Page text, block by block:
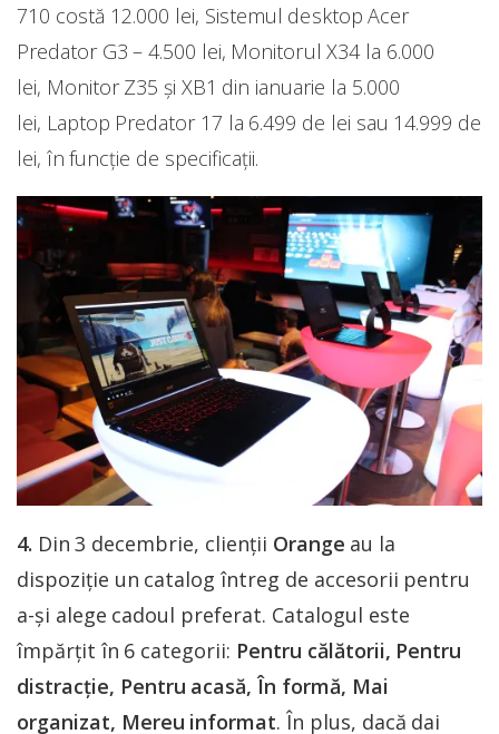
710 costă 12.000 lei, Sistemul desktop Acer
Predator G3 – 4.500 lei, Monitorul X34 la 6.000
lei, Monitor Z35 și XB1 din ianuarie la 5.000
lei, Laptop Predator 17 la 6.499 de lei sau 14.999 de
lei, în funcție de specificații.
4. Din 3 decembrie, clienţii Orange au la
dispoziţie un catalog întreg de accesorii pentru
a-şi alege cadoul preferat. Catalogul este
împărțit în 6 categorii: Pentru călătorii, Pentru
distracție, Pentru acasă, În formă, Mai
organizat, Mereu informat. În plus, dacă dai